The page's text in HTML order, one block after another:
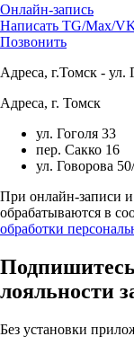
Онлайн-запись
Написать TG/Max/
Позвонить
Адреса, г.Томск - ул.
Адреса, г. Томск
ул. Гоголя 33
пер. Сакко 16
ул. Говорова
При онлайн-записи
обрабатываются в
обработки
лояльности
Без установки